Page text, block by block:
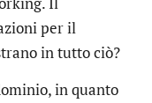
per il
in tutto ciò?
in quanto